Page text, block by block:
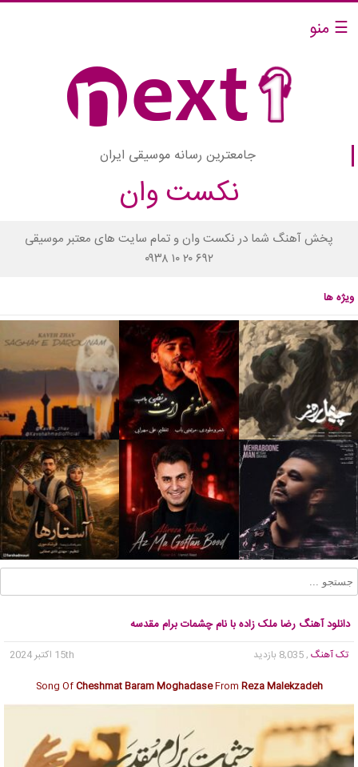
☰ منو
جامعترین رسانه موسیقی ایران
نکست وان
پخش آهنگ شما در نکست وان و تمام سایت های معتبر موسیقی
۰۹۳۸ ۱۰ ۲۰ ۶۹۲
ویژه ها
دانلود آهنگ رضا ملک زاده با نام چشمات برام مقدسه
تک آهنگ , 8,035 بازدید
15th اکتبر 2024
Song OfCheshmat Baram MoghadaseFrom Reza Malekzadeh